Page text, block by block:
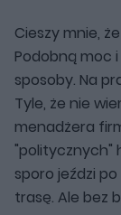
Cieszy mnie,
Podobną moc
sposoby. Na
Tyle, że nie
menadżera
"politycznych"
sporo jeździ
trasę. Ale bez